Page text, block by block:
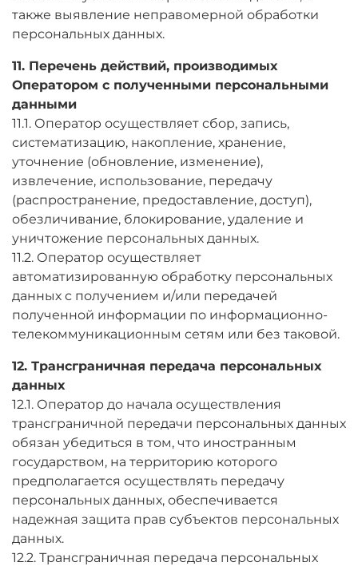
также выявление неправомерной обработки
персональных данных.
11. Перечень действий, производимых
Оператором с полученными персональными
данными
11.1. Оператор осуществляет сбор, запись,
систематизацию, накопление, хранение,
уточнение (обновление, изменение),
извлечение, использование, передачу
(распространение, предоставление, доступ),
обезличивание, блокирование, удаление и
уничтожение персональных данных.
11.2. Оператор осуществляет
автоматизированную обработку персональных
данных с получением и/или передачей
полученной информации по информационно-
телекоммуникационным сетям или без таковой.
12. Трансграничная передача персональных
данных
12.1. Оператор до начала осуществления
трансграничной передачи персональных данных
обязан убедиться в том, что иностранным
государством, на территорию которого
предполагается осуществлять передачу
персональных данных, обеспечивается
надежная защита прав субъектов персональных
данных.
12.2. Трансграничная передача персональных